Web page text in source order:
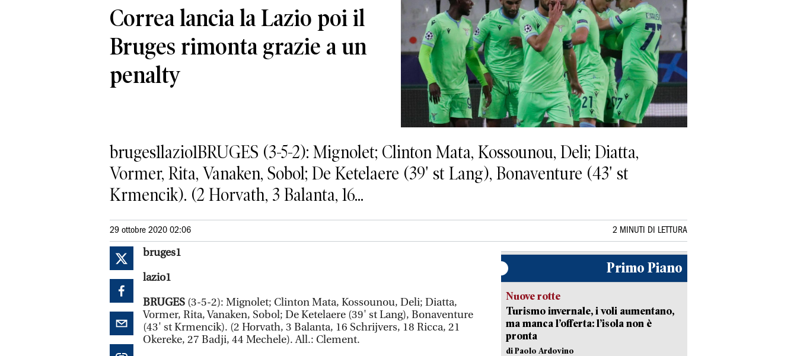
Correa lancia la Lazio poi il
Bruges rimonta grazie a un
penalty
bruges1lazio1BRUGES (3-5-2): Mignolet; Clinton Mata, Kossounou, Deli; Diatta,
Vormer, Rita, Vanaken, Sobol; De Ketelaere (39' st Lang), Bonaventure (43' st
Krmencik). (2 Horvath, 3 Balanta, 16...
29 ottobre 2020 02:06 2 MINUTI DI LETTURA
bruges1
lazio1
BRUGES (3-5-2): Mignolet; Clinton Mata, Kossounou, Deli; Diatta,
Vormer, Rita, Vanaken, Sobol; De Ketelaere (39' st Lang), Bonaventure
(43' st Krmencik). (2 Horvath, 3 Balanta, 16 Schrijvers, 18 Ricca, 21
Okereke, 27 Badji, 44 Mechele). All.: Clement.
Primo Piano
Nuove rotte
Turismo invernale, i voli aumentano,
ma manca l’offerta: l’isola non è
pronta
di Paolo Ardovino